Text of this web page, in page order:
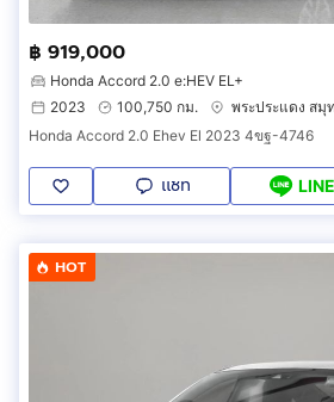
฿ 919,000
Honda Accord 2.0 e:HEV EL+
2023
100,750 กม.
พระประแดง สมุ
Honda Accord 2.0 Ehev El 2023 4ขฐ-4746
แชท LINE
HOT